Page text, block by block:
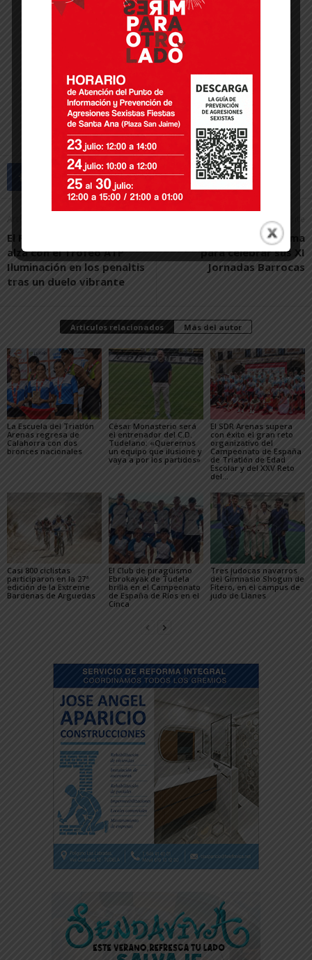
Artículo anterior
El Ribera Navarra FS se
alza con el Trofeo ATP
Iluminación en los penaltis
tras un duelo vibrante
Artículo siguiente
Villafranca se transforma
para celebrar sus XI
Jornadas Barrocas
Artículos relacionados Más del autor
La Escuela del Triatlón
Arenas regresa de
Calahorra con dos
bronces nacionales
César Monasterio será
el entrenador del C.D.
Tudelano: «Queremos
un equipo que ilusione y
vaya a por los partidos»
El SDR Arenas supera
con éxito el gran reto
organizativo del
Campeonato de España
de Triatlón de Edad
Escolar y del XXV Reto
del...
Casi 800 ciclistas
participaron en la 27ª
edición de la Extreme
Bardenas de Arguedas
El Club de piragüismo
Ebrokayak de Tudela
brilla en el Campeonato
de España de Ríos en el
Cinca
Tres judocas navarros
del Gimnasio Shogun de
Fitero, en el campus de
judo de Llanes